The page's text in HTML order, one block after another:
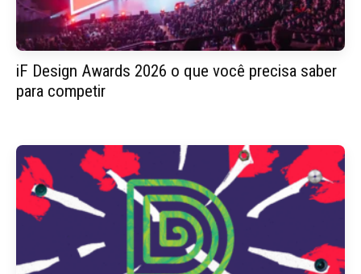
iF Design Awards 2026 o que você precisa saber
para competir